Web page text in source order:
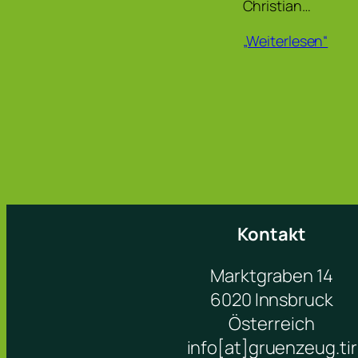
Christian…
„Weiterlesen“
Kontakt
Marktgraben 14
6020 Innsbruck
Österreich
info[at]gruenzeug.tir